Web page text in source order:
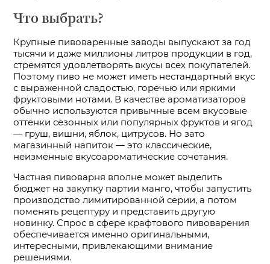
Что выбрать?
Крупные пивоваренные заводы выпускают за год
тысячи и даже миллионы литров продукции в год,
стремятся удовлетворять вкусы всех покупателей.
Поэтому пиво не может иметь нестандартный вкус
с выраженной сладостью, горечью или яркими
фруктовыми нотами. В качестве ароматизаторов
обычно используются привычные всем вкусовые
оттенки сезонных или популярных фруктов и ягод
— груш, вишни, яблок, цитрусов. Но зато
магазинный напиток — это классические,
неизменные вкусоароматические сочетания.
Частная пивоварня вполне может выделить
бюджет на закупку партии манго, чтобы запустить
производство лимитированной серии, а потом
поменять рецептуру и представить другую
новинку. Спрос в сфере крафтового пивоварения
обеспечивается именно оригинальными,
интересными, привлекающими внимание
решениями.